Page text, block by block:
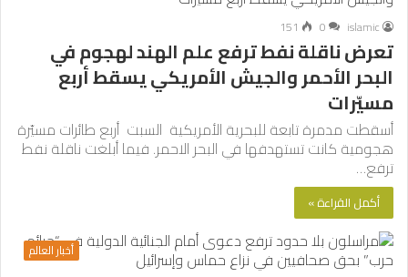
islamic
0
151
تعرض ناقلة نفط ترفع علم الهند لهجوم في
البحر الأحمر والجيش الأمريكي يسقط أربع
مسيّرات
أسقطت مدمرة تابعة للبحرية الأمريكية السبت أربع طائرات مسيّرة
هجومية كانت تستهدفها في البحر الاحمر. فيما أبلغت ناقلة نفط
ترفع…
أكمل القراءة »
أخبار العالم